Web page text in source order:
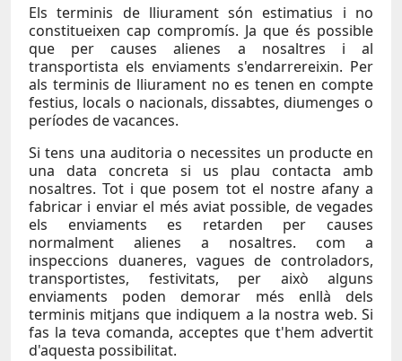
Els terminis de lliurament són estimatius i no
constitueixen cap compromís. Ja que és possible
que per causes alienes a nosaltres i al
transportista els enviaments s'endarrereixin. Per
als terminis de lliurament no es tenen en compte
festius, locals o nacionals, dissabtes, diumenges o
períodes de vacances.
Si tens una auditoria o necessites un producte en
una data concreta si us plau contacta amb
nosaltres. Tot i que posem tot el nostre afany a
fabricar i enviar el més aviat possible, de vegades
els enviaments es retarden per causes
normalment alienes a nosaltres. com a
inspeccions duaneres, vagues de controladors,
transportistes, festivitats, per això alguns
enviaments poden demorar més enllà dels
terminis mitjans que indiquem a la nostra web. Si
fas la teva comanda, acceptes que t'hem advertit
d'aquesta possibilitat.